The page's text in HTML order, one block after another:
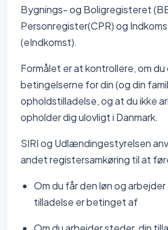
Bygnings- og Boligregisteret
Personregister(CPR) og
(eIndkomst).
Formålet er at kontrollere, om
betingelserne for din (og din
opholdstilladelse, og at du ikke
opholder dig ulovligt i Danmark.
SIRI og Udlændingestyrelsen
andet registersamkøring til at
Om du får den løn og
tilladelse er betinget af